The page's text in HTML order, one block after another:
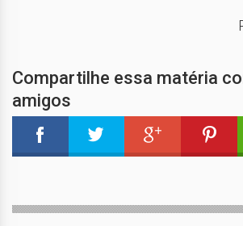
Compartilhe essa matéria
amigos